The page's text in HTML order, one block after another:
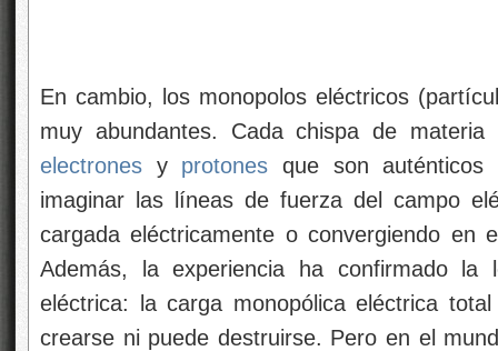
En cambio, los monopolos eléctricos
muy abundantes. Cada chispa de
electrones y protones que son auténticos
imaginar las líneas de fuerza del campo
cargada eléctricamente o convergiendo en
Además, la experiencia ha confirmado
eléctrica: la carga monopólica eléctrica
crearse ni puede destruirse. Pero en el